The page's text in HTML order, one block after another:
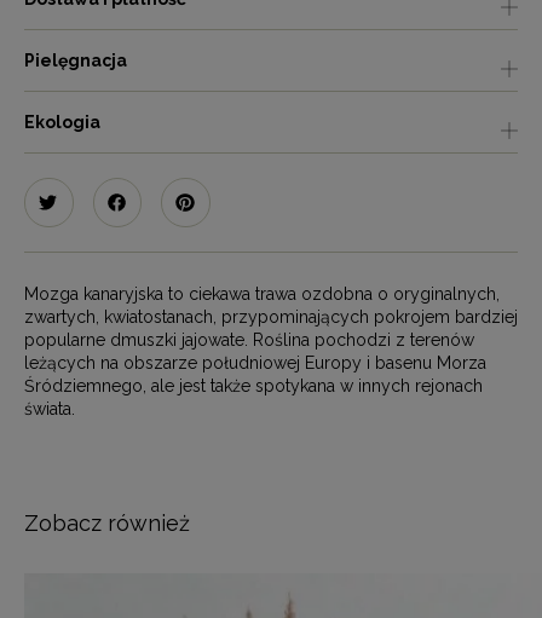
Pielęgnacja
Ekologia
Mozga kanaryjska to ciekawa trawa ozdobna o oryginalnych,
zwartych, kwiatostanach, przypominających pokrojem bardziej
popularne dmuszki jajowate. Roślina pochodzi z terenów
leżących na obszarze południowej Europy i basenu Morza
Śródziemnego, ale jest także spotykana w innych rejonach
świata.
Zobacz również